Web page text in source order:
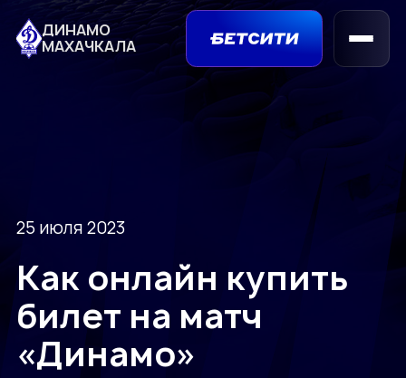
ДИНАМО
МАХАЧКАЛА
25 июля 2023
Как онлайн купить
билет на матч
«Динамо»